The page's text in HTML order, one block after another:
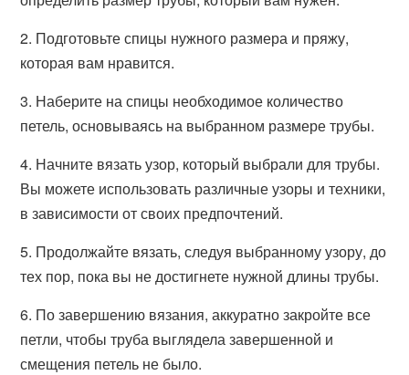
2. Подготовьте спицы нужного размера и пряжу,
которая вам нравится.
3. Наберите на спицы необходимое количество
петель, основываясь на выбранном размере трубы.
4. Начните вязать узор, который выбрали для трубы.
Вы можете использовать различные узоры и техники,
в зависимости от своих предпочтений.
5. Продолжайте вязать, следуя выбранному узору, до
тех пор, пока вы не достигнете нужной длины трубы.
6. По завершению вязания, аккуратно закройте все
петли, чтобы труба выглядела завершенной и
смещения петель не было.